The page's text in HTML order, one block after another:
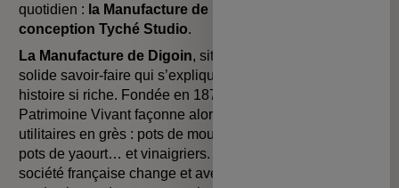
quotidien : la Manufacture de Digoin et l’atelier de
conception Tyché Studio.
La Manufacture de Digoin, située en Bourgogne, a un
solide savoir-faire qui s’explique en partie par son
histoire si riche. Fondée en 1875, cette Entreprise du
Patrimoine Vivant façonne alors pléthore de contenants
utilitaires en grès : pots de moutarde, terrines, pichets,
pots de yaourt… et vinaigriers. Seulement voilà, la
société française change et avec elle, les habitudes de